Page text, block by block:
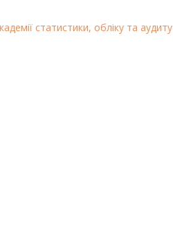
статистики, обліку та аудиту